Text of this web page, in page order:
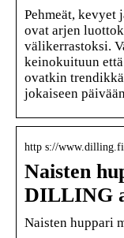
Pehmeät, kevyet
ovat arjen
välikerrastoksi.
keinokuituun
ovatkin
jokaiseen
http s://www.dilling.fi
Naisten
DILLING
Naisten huppari